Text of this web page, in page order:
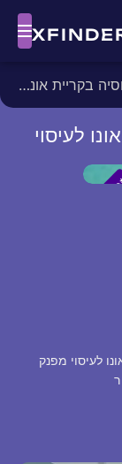
אונו לעיסוי מפנק
לעיסוי
לעיסוי מפנק